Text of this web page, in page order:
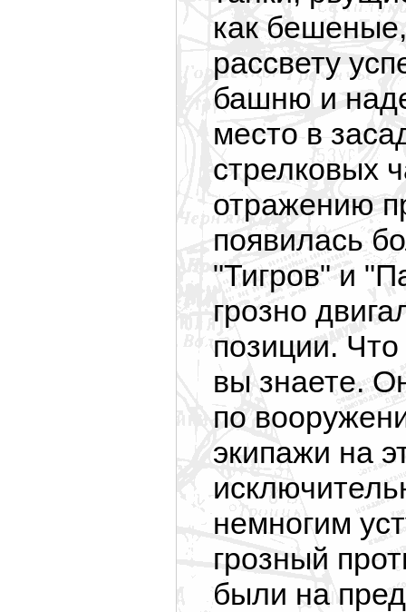
как
рассвету
башню и
место в
стрелковых
отражению
появилась
"Тигров" и
грозно
позиции.
вы знаете.
по
экипажи на
немногим
грозный
были на